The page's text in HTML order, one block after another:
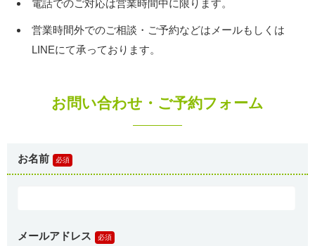
電話でのご対応は営業時間中に限ります。
営業時間外でのご相談・ご予約などはメールもしくは
LINEにて承っております。
お問い合わせ・ご予約フォーム
お名前
メールアドレス